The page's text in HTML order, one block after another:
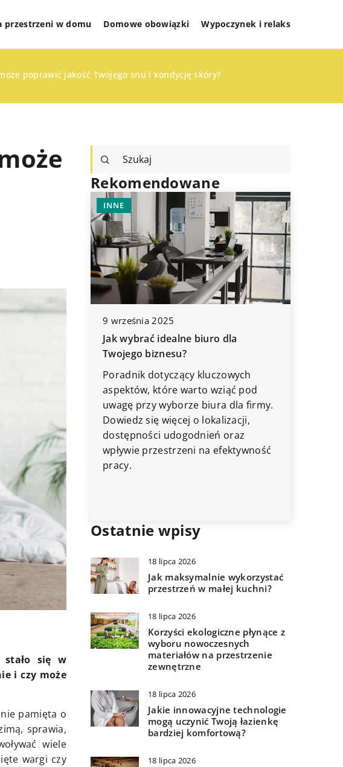
przestrzeni w domu Domowe obowiązki Wypoczynek i relaks
poprawić jakość Twojego snu i kondycję skóry?
stało się w
i czy może
pamięta o
sprawia,
wiele
wargi czy
Rekomendowane
do
wieczystych
zakupu
i
oraz
INNE
9 września 2025
Jak wybrać idealne biuro dla
Twojego biznesu?
Poradnik dotyczący kluczowych
aspektów, które warto wziąć pod
uwagę przy wyborze biura dla firmy.
Dowiedz się więcej o lokalizacji,
dostępności udogodnień oraz
wpływie przestrzeni na efektywność
pracy.
Ostatnie wpisy
18 lipca 2026
Jak maksymalnie wykorzystać
przestrzeń w małej kuchni?
18 lipca 2026
Korzyści ekologiczne płynące z
wyboru nowoczesnych
materiałów na przestrzenie
zewnętrzne
18 lipca 2026
Jakie innowacyjne technologie
mogą uczynić Twoją łazienkę
bardziej komfortową?
18 lipca 2026